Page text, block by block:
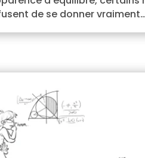
de se donner vraiment…